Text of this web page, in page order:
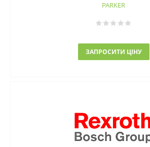
PARKER
ЗАПРОСИТИ ЦІНУ